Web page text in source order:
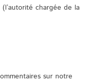
chargée de la
sur notre